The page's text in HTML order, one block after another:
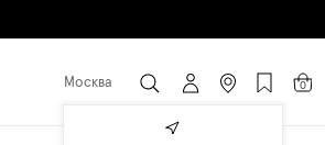
Москва 0